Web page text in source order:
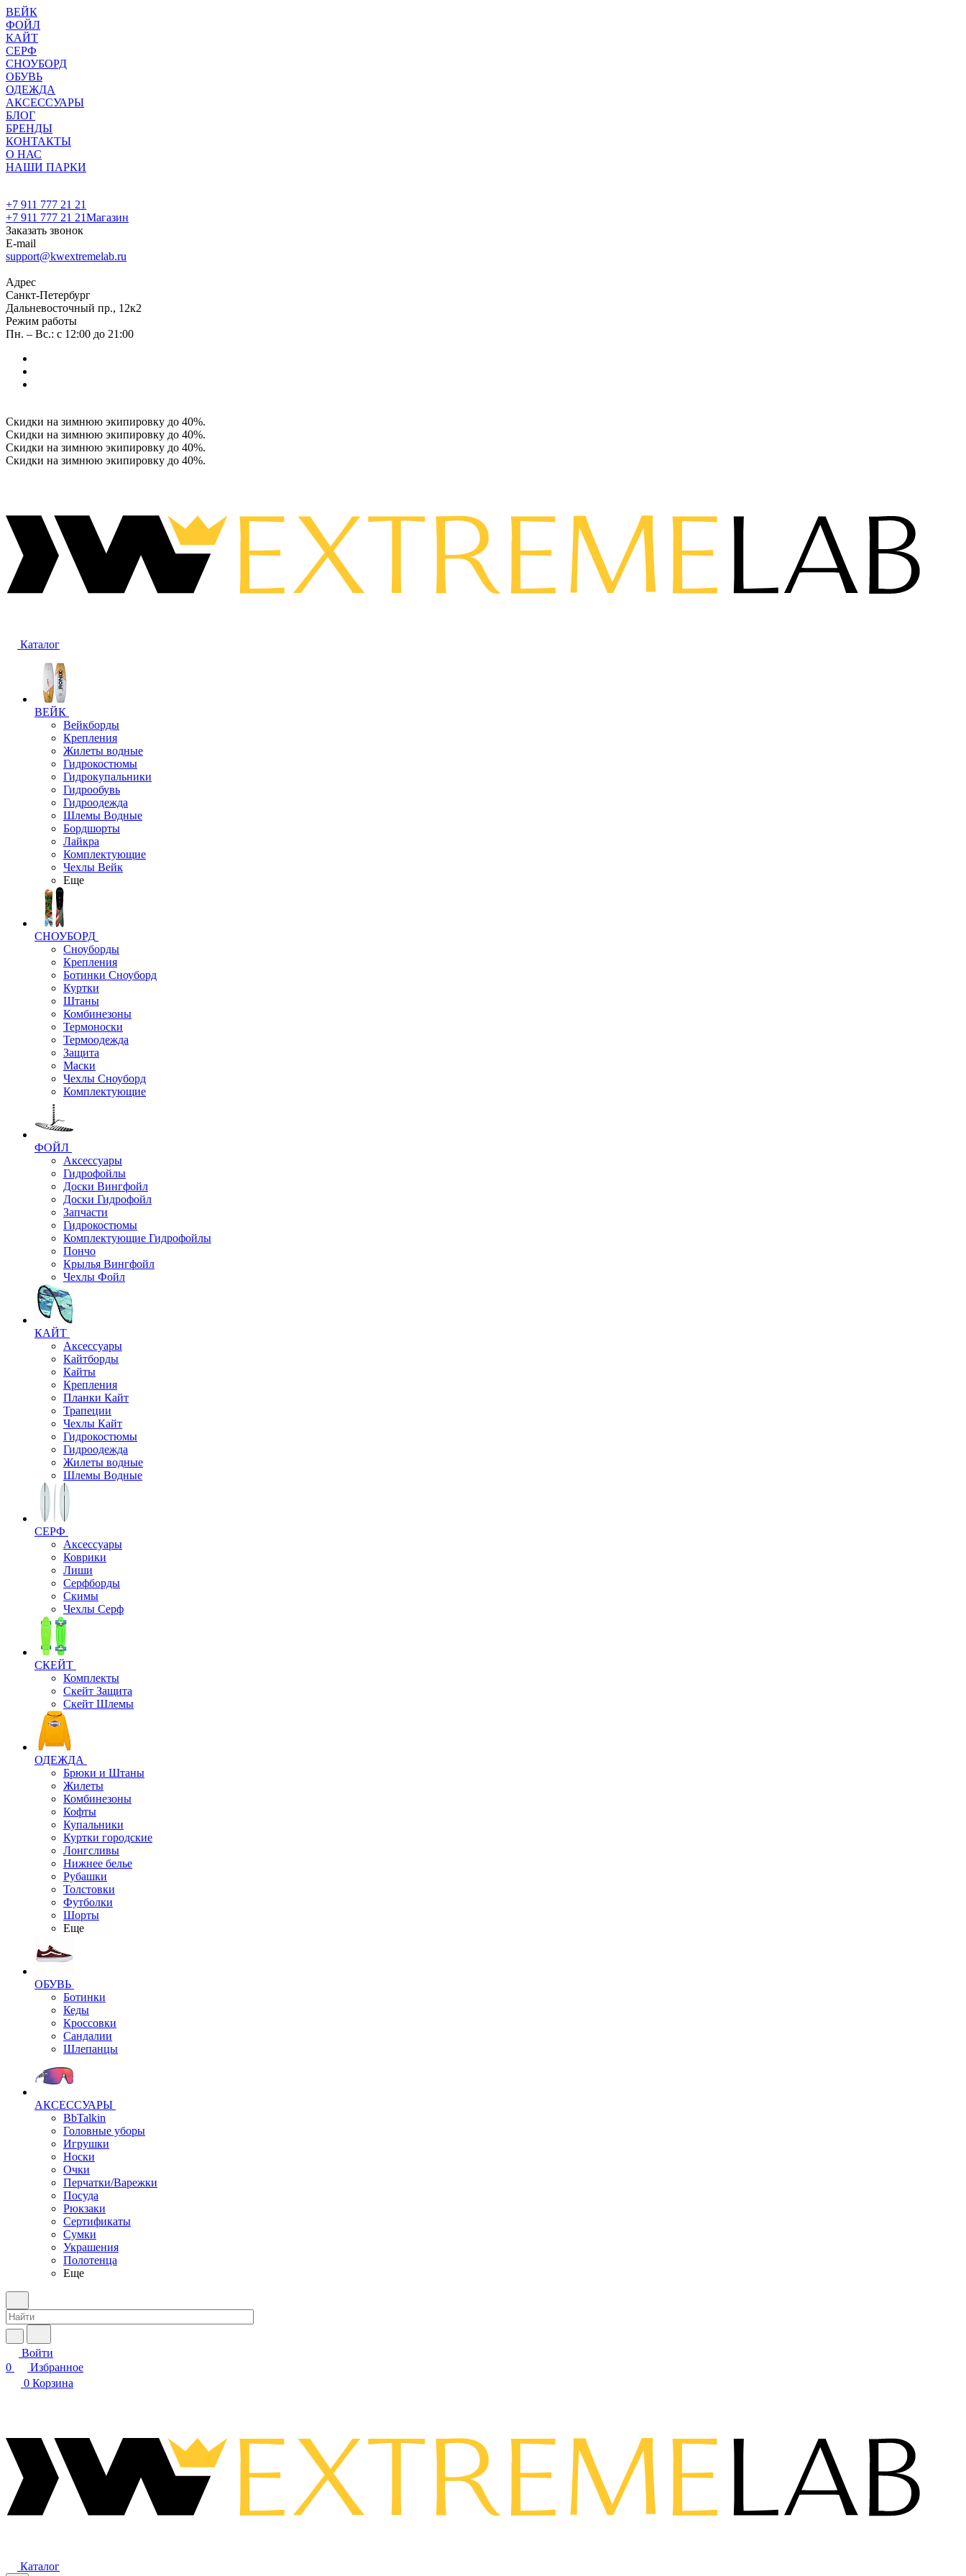
ВЕЙК
ФОЙЛ
КАЙТ
СЕРФ
СНОУБОРД
ОБУВЬ
ОДЕЖДА
АКСЕССУАРЫ
БЛОГ
БРЕНДЫ
КОНТАКТЫ
О НАС
НАШИ ПАРКИ
+7 911 777 21 21
+7 911 777 21 21Магазин
Заказать звонок
E-mail
support@kwextremelab.ru
Адрес
Санкт-Петербург
Дальневосточный пр., 12к2
Режим работы
Пн. – Вс.: с 12:00 до 21:00
Скидки на зимнюю экипировку до 40%.
Скидки на зимнюю экипировку до 40%.
Скидки на зимнюю экипировку до 40%.
Скидки на зимнюю экипировку до 40%.
Каталог
ВЕЙК
Вейкборды
Крепления
Жилеты водные
Гидрокостюмы
Гидрокупальники
Гидрообувь
Гидроодежда
Шлемы Водные
Бордшорты
Лайкра
Комплектующие
Чехлы Вейк
Еще
СНОУБОРД
Сноуборды
Крепления
Ботинки Сноуборд
Куртки
Штаны
Комбинезоны
Термоноски
Термоодежда
Защита
Маски
Чехлы Сноуборд
Комплектующие
ФОЙЛ
Аксессуары
Гидрофойлы
Доски Вингфойл
Доски Гидрофойл
Запчасти
Гидрокостюмы
Комплектующие Гидрофойлы
Пончо
Крылья Вингфойл
Чехлы Фойл
КАЙТ
Аксессуары
Кайтборды
Кайты
Крепления
Планки Кайт
Трапеции
Чехлы Кайт
Гидрокостюмы
Гидроодежда
Жилеты водные
Шлемы Водные
СЕРФ
Аксессуары
Коврики
Лиши
Серфборды
Скимы
Чехлы Cерф
СКЕЙТ
Комплекты
Скейт Защита
Скейт Шлемы
ОДЕЖДА
Брюки и Штаны
Жилеты
Комбинезоны
Кофты
Купальники
Куртки городские
Лонгсливы
Нижнее белье
Рубашки
Толстовки
Футболки
Шорты
Еще
ОБУВЬ
Ботинки
Кеды
Кроссовки
Сандалии
Шлепанцы
АКСЕССУАРЫ
BbTalkin
Головные уборы
Игрушки
Носки
Очки
Перчатки/Варежки
Посуда
Рюкзаки
Сертификаты
Сумки
Украшения
Полотенца
Еще
Войти
0
Избранное
0 Корзина
Каталог